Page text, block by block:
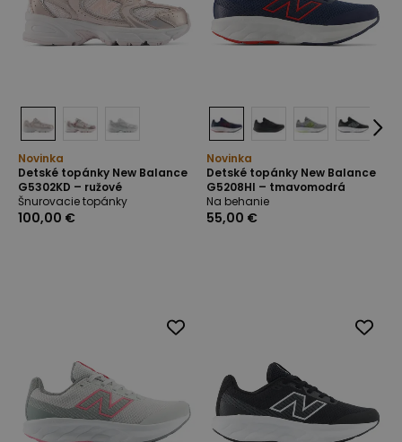
Novinka
Detské topánky New Balance
G5302KD – ružové
Šnurovacie topánky
100,00 €
Novinka
Detské topánky New Balance
G5208HI – tmavomodrá
Na behanie
55,00 €